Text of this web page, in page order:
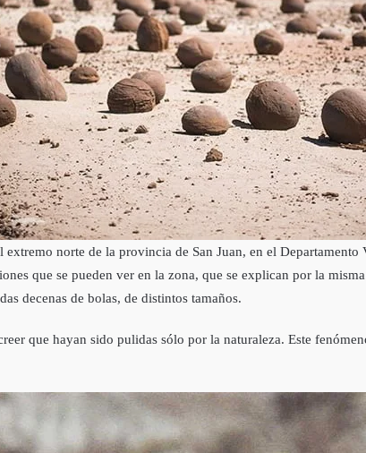
norte de la provincia de San Juan, en el
que se pueden ver en la zona, que se explican por la
decenas de bolas, de distintos tamaños.
que hayan sido pulidas sólo por la naturaleza. Este